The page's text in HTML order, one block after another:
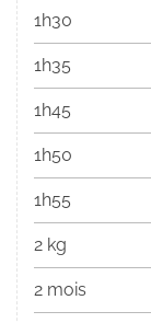
1h30
1h35
1h45
1h50
1h55
2 kg
2 mois